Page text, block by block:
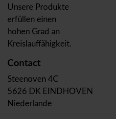
Unsere Produkte
erfüllen einen
hohen Grad an
Kreislauffähigkeit.
Contact
Steenoven 4C
5626 DK EINDHOVEN
Niederlande